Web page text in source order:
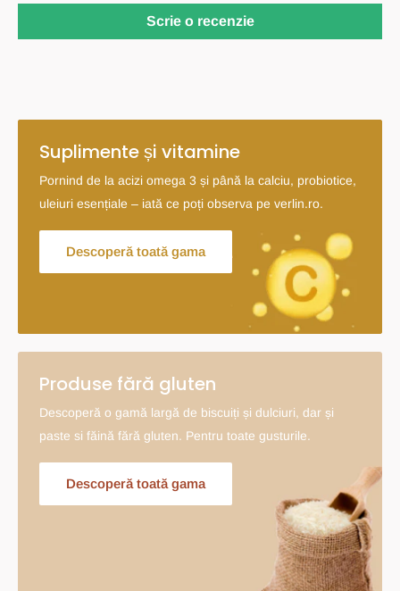
Scrie o recenzie
Suplimente și vitamine
Pornind de la acizi omega 3 și până la calciu, probiotice,
uleiuri esențiale – iată ce poți observa pe verlin.ro.
Descoperă toată gama
Produse fără gluten
Descoperă o gamă largă de biscuiți și dulciuri, dar și
paste si făină fără gluten. Pentru toate gusturile.
Descoperă toată gama